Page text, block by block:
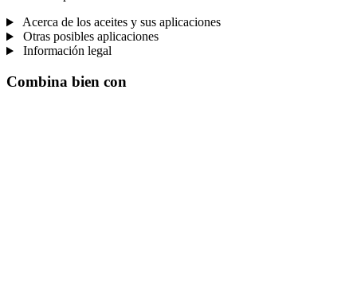
Acerca de los aceites y sus aplicaciones
Otras posibles aplicaciones
Información legal
Combina bien con